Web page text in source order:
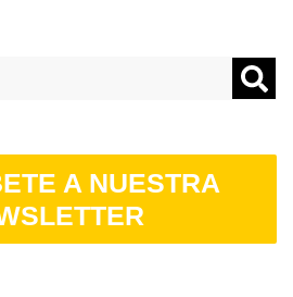
A NUESTRA